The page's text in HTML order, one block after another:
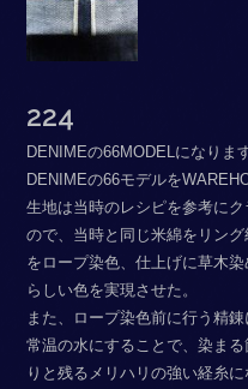
224
DENIMEの66MODELになります
DENIMEの66モデルを
生地は当時のレシピを参考に
ので、当時と同じ米綿をリン
をロープ染色、仕上げに草木
らしい色を実現させた。
また、ロープ染色前に行う精
常温の水にすることで、染ま
りと残るメリハリの強い経糸に